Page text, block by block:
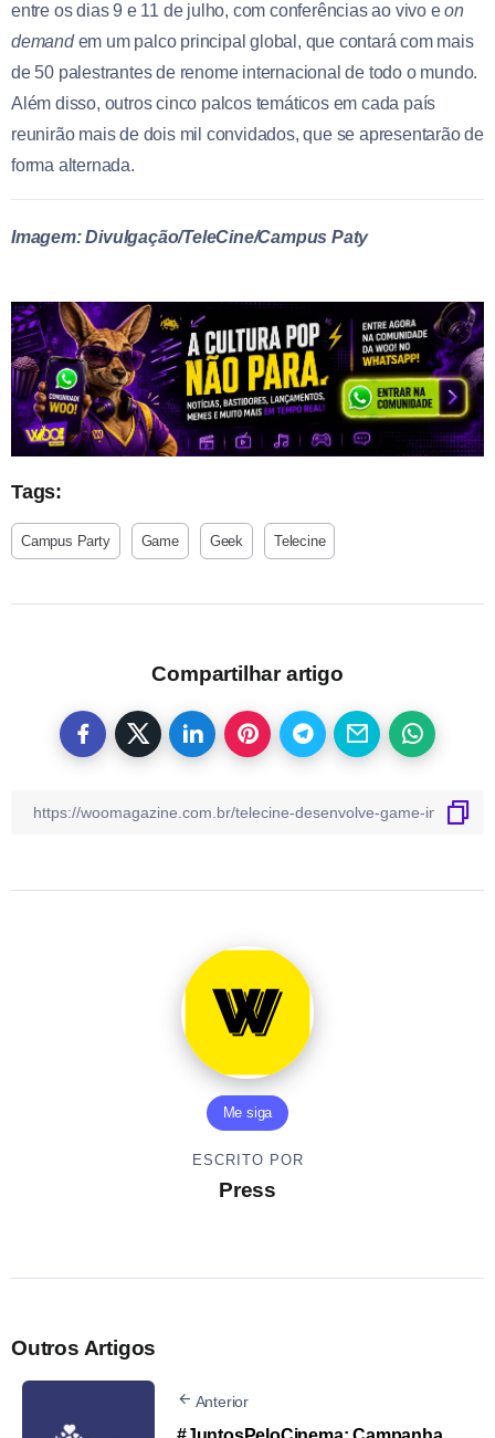
entre os dias 9 e 11 de julho, com conferências ao vivo eon
demandem um palco principal global, que contará com mais
de 50 palestrantes de renome internacional de todo o mundo.
Além disso, outros cinco palcos temáticos em cada país
reunirão mais de dois mil convidados, que se apresentarão de
forma alternada.
Imagem: Divulgação/TeleCine/Campus Paty
Tags:
Campus Party Game Geek Telecine
Compartilhar artigo
Me siga
ESCRITO POR
Press
Outros Artigos
Anterior